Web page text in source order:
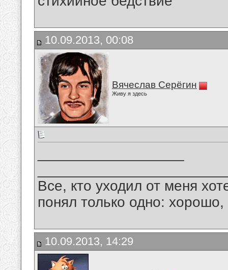
10.09.2013, 00:08
Вячеслав Серёгин
Живу я здесь
Все, кто уходил от меня
понял только одно:
10.09.2013, 14:29